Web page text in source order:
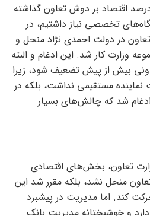
حالی که قرار بوده بار ۲۵ درصد اقتصاد بر دوش تعاون گذاشته
تخصصی نیاز داشتیم، در
تعاون در دولت احمدی نژاد منحل و
وزارت کار شد. این ادغام و البته
بیش از پیش تضعیف شود، زیرا
مستقیمی نداشت، بلکه در
شد که چالش‌های بسیار
تعاون، بخش‌های اقتصادی
منحل نشد، بلکه مقرر شد این
کند. اما مدیریت در پیشبرد
و خوشبختانه مدیریت بانک